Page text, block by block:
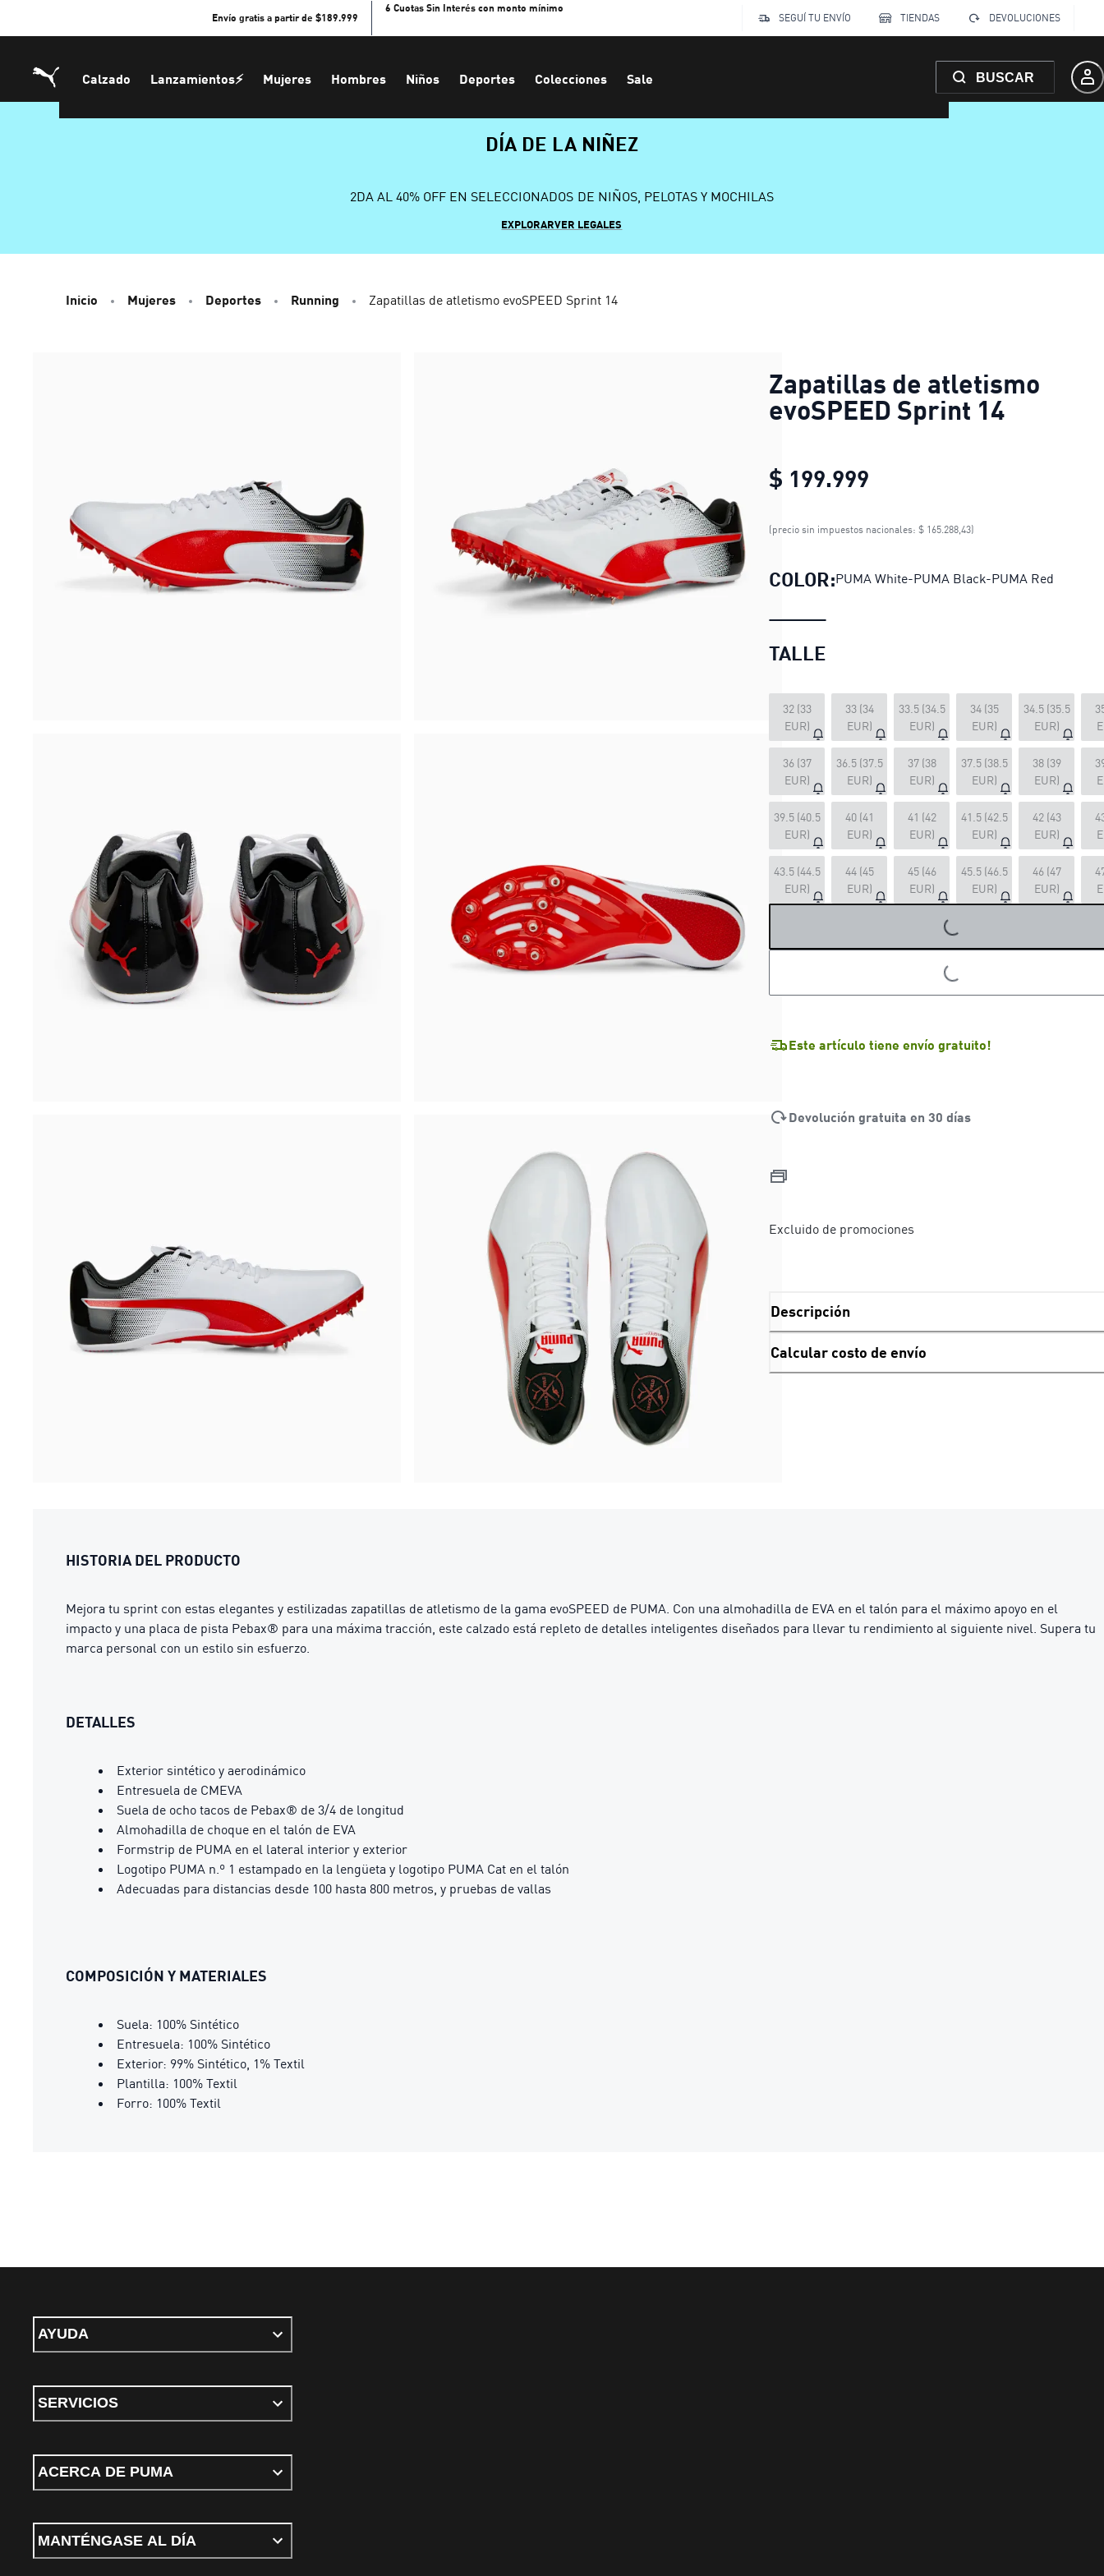
Envío gratis a partir de $189.999
6 Cuotas Sin Interés con monto mínimo
SEGUÍ TU ENVÍO
TIENDAS DEVOLUCIONES
Calzado Lanzamientos⚡ Mujeres Hombres Niños Deportes Colecciones Sale BUSCAR
DÍA DE LA NIÑEZ
2DA AL 40% OFF EN SELECCIONADOS DE NIÑOS, PELOTAS Y MOCHILAS
EXPLORARVER LEGALES
Inicio Mujeres Deportes Running Zapatillas de atletismo evoSPEED Sprint 14
Zapatillas de atletismo
evoSPEED Sprint 14
$ 199.999
Zapatillas de atletismo
(precio sin impuestos nacionales: $ 165.288,43)
COLOR:PUMA White-PUMA Black-PUMA Red
TALLE
32 (33
EUR)
33 (34
EUR)
33.5 (34.5
EUR)
34 (35
EUR)
34.5 (35.5
EUR)
36 (37
EUR)
36.5 (37.5
EUR)
37 (38
EUR)
37.5 (38.5
EUR)
38 (39
EUR)
39.5 (40.5
EUR)
40 (41
EUR)
41 (42
EUR)
41.5 (42.5
EUR)
42 (43
EUR)
43.5 (44.5
EUR)
44 (45
EUR)
45 (46
EUR)
45.5 (46.5
EUR)
46 (47
EUR)
LOADING...
LOADING...
Este artículo tiene envío gratuito!
Devolución gratuita en 30 días
Excluido de promociones
Descripción
Calcular costo de envío
HISTORIA DEL PRODUCTO
Mejora tu sprint con estas elegantes y estilizadas zapatillas de atletismo de la gama evoSPEED de PUMA. Con una almohadilla de EVA en el talón para el máximo apoyo en el
impacto y una placa de pista Pebax® para una máxima tracción, este calzado está repleto de detalles inteligentes diseñados para llevar tu rendimiento al siguiente nivel. Supera tu
marca personal con un estilo sin esfuerzo.
DETALLES
Exterior sintético y aerodinámico
Entresuela de CMEVA
Suela de ocho tacos de Pebax® de 3/4 de longitud
Almohadilla de choque en el talón de EVA
Formstrip de PUMA en el lateral interior y exterior
Logotipo PUMA n.º 1 estampado en la lengüeta y logotipo PUMA Cat en el talón
Adecuadas para distancias desde 100 hasta 800 metros, y pruebas de vallas
COMPOSICIÓN Y MATERIALES
Suela: 100% Sintético
Entresuela: 100% Sintético
Exterior: 99% Sintético, 1% Textil
Plantilla: 100% Textil
Forro: 100% Textil
AYUDA
SERVICIOS
ACERCA DE PUMA
MANTÉNGASE AL DÍA